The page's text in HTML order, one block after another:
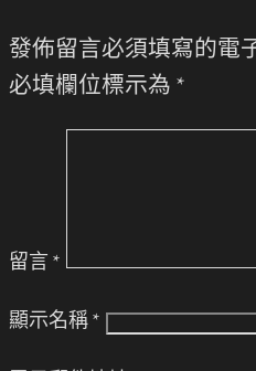
發佈留言必須填寫的電
必填欄位標示為 *
留言 *
顯示名稱 *